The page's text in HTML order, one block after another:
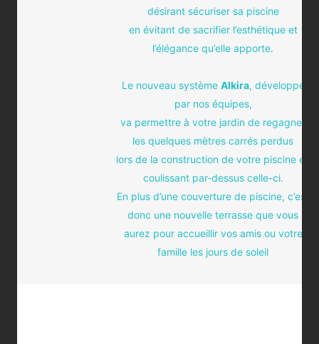
désirant sécuriser sa piscine
en évitant de sacrifier l’esthétique et
l’élégance qu’elle apporte.
Le nouveau système Alkira, développé
par nos équipes,
va permettre à votre jardin de regagner
les quelques mètres carrés perdus
lors de la construction de votre piscine en
coulissant par-dessus celle-ci.
En plus d’une couverture de piscine, c’est
donc une nouvelle terrasse que vous
aurez pour accueillir vos amis ou votre
famille les jours de soleil